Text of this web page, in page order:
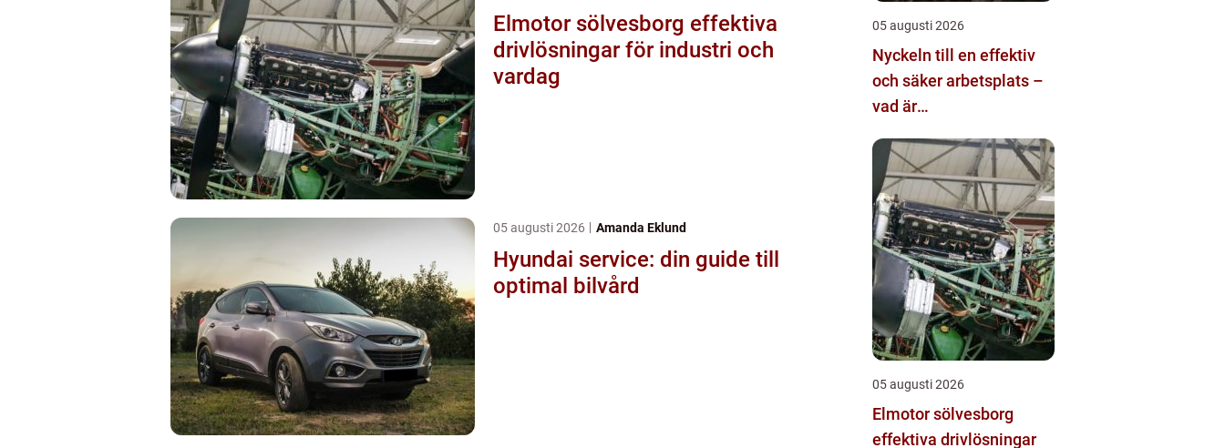
Elmotor sölvesborg effektiva
drivlösningar för industri och
vardag
05 augusti 2026 Amanda Eklund
Hyundai service: din guide till
optimal bilvård
05 augusti 2026
Nyckeln till en effektiv
och säker arbetsplats –
vad är
05 augusti 2026
Elmotor sölvesborg
effektiva drivlösningar